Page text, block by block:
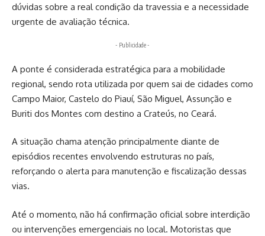
dúvidas sobre a real condição da travessia e a necessidade
urgente de avaliação técnica.
- Publicidade -
A ponte é considerada estratégica para a mobilidade
regional, sendo rota utilizada por quem sai de cidades como
Campo Maior, Castelo do Piauí, São Miguel, Assunção e
Buriti dos Montes com destino a Crateús, no Ceará.
A situação chama atenção principalmente diante de
episódios recentes envolvendo estruturas no país,
reforçando o alerta para manutenção e fiscalização dessas
vias.
Até o momento, não há confirmação oficial sobre interdição
ou intervenções emergenciais no local. Motoristas que